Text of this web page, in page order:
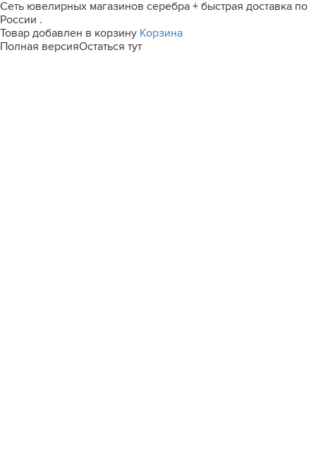
Сеть ювелирных магазинов серебра + быстрая доставка по
России .
Товар добавлен в корзину Корзина
Полная версияОстаться тут